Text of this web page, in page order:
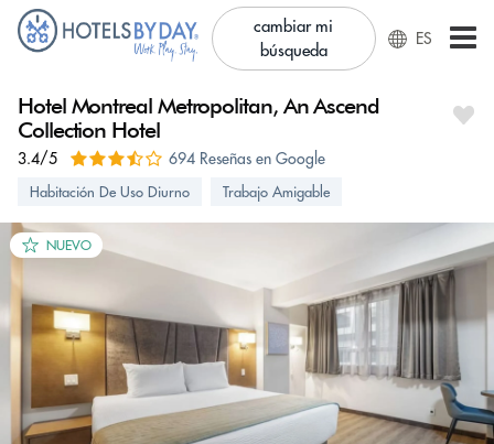
cambiar mi
búsqueda
ES
Hotel Montreal Metropolitan, An Ascend
Collection Hotel
3.4/5 694 Reseñas en Google
Habitación De Uso Diurno Trabajo Amigable
NUEVO